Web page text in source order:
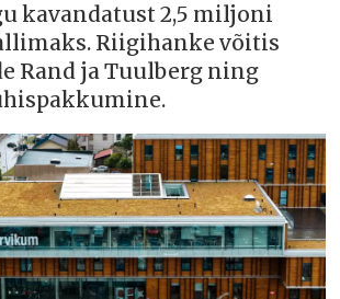
kavandatust 2,5 miljoni
Riigihanke võitis
Rand ja Tuulberg ning